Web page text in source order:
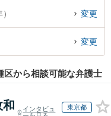
で少年犯罪を法律相談できる
どでお困りの相談者さんにお
変更
変更
区から相談可能な弁護士
インタビュ
東京都